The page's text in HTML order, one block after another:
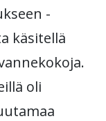
-
käsitellä
oli